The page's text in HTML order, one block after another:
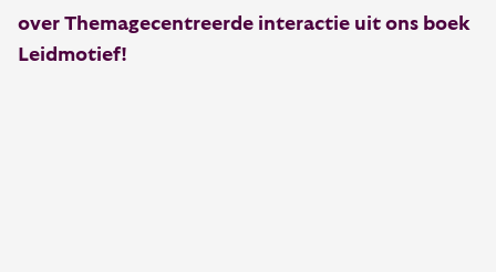
over Themagecentreerde interactie uit ons boek
Leidmotief!